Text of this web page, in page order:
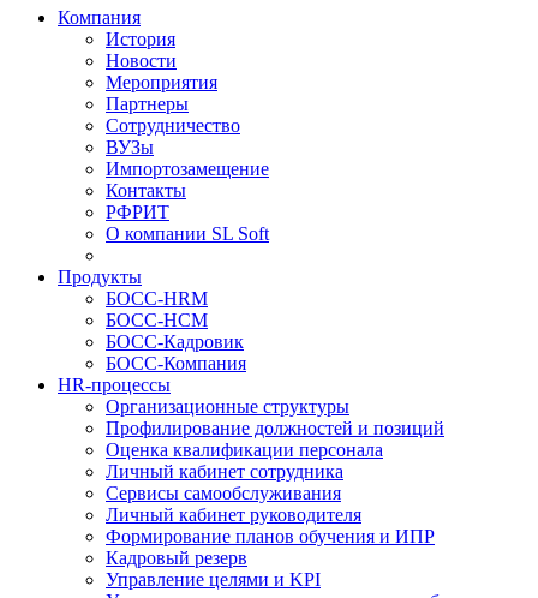
Компания
История
Новости
Мероприятия
Партнеры
Сотрудничество
ВУЗы
Импортозамещение
Контакты
РФРИТ
О компании SL Soft
Продукты
БОСС-HRM
БОСС-HCM
БОСС-Кадровик
БОСС-Компания
HR-процессы
Организационные структуры
Профилирование должностей и позиций
Оценка квалификации персонала
Личный кабинет сотрудника
Сервисы самообслуживания
Личный кабинет руководителя
Формирование планов обучения и ИПР
Кадровый резерв
Управление целями и KPI